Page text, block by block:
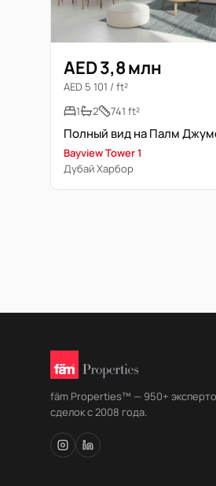
AED 3,8 млн
AED 5 101 / ft²
1
2 741 ft²
Bayview Tower 1
Дубай Харбор
fäm Properties™ — 950+
сделок с 2008 года.